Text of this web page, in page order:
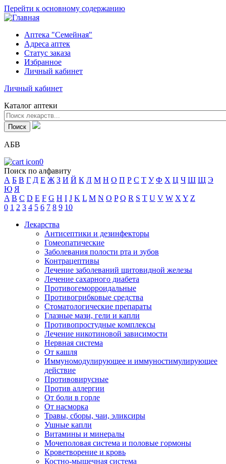
Перейти к основному содержанию
Аптека "Семейная"
Адреса аптек
Статус заказа
Избранное
Личный кабинет
Личный кабинет
Каталог аптеки
АБВ
0
Поиск по алфавиту
А Б В Г Д Е Ж З И Й К Л М Н О П Р С Т У Ф Х Ц Ч Ш Щ Э
Ю Я
A B C D E F G H I J K L M N O P Q R S T U V W X Y Z
0 1 2 3 4 5 6 7 8 9 10
Лекарства
Антисептики и дезинфекторы
Гомеопатические
Заболевания полости рта и зубов
Контрацептивы
Лечение заболеваний щитовидной железы
Лечение сахарного диабета
Противогеморроидальные
Противогрибковые средства
Стоматологические препараты
Глазные мази, гели и капли
Противопростудные комплексы
Лечение никотиновой зависимости
Нервная система
От кашля
Иммуномодулирующее и иммуностимулирующее
действие
Противовирусные
Против аллергии
От боли в горле
От насморка
Травы, сборы, чаи, эликсиры
Ушные капли
Витамины и минералы
Мочеполовая система и половые гормоны
Кроветворение и кровь
Костно-мышечная система